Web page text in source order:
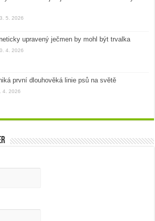
5. 2026
upravený ječmen by mohl být trvalka
4. 2026
první dlouhověká linie psů na světě
4. 2026